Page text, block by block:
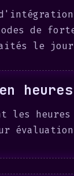
de
le
les